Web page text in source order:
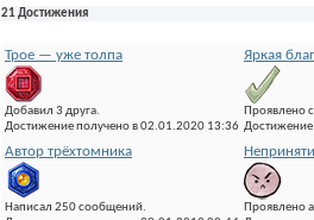
21 Достижения
Трое — уже толпа
Добавил 3 друга.
Достижение получено в 02.01.2020 13:36
Яркая
Проявлено
Автор трёхтомника
Написал 250 сообщений.
Проявлено